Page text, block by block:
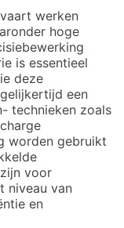
werken
hoge
is essentieel
deze
een
technieken zoals
worden gebruikt
voor
niveau van
en